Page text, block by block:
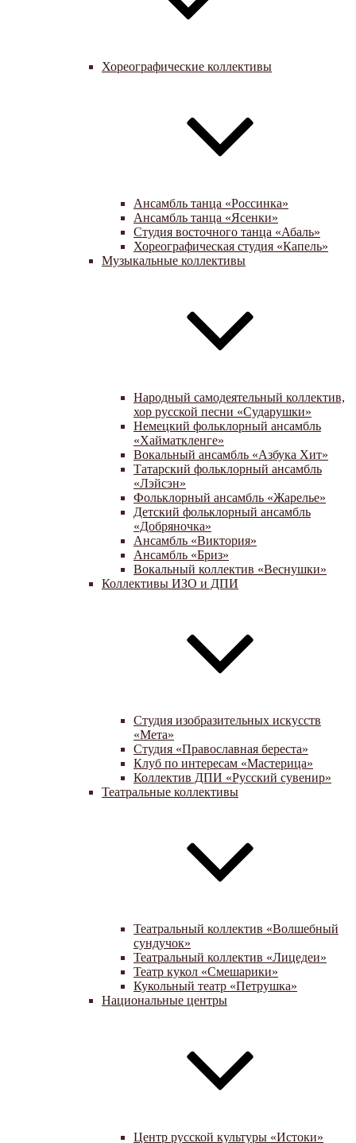
Хореографические коллективы
Ансамбль танца «Россинка»
Ансамбль танца «Ясенки»
Студия восточного танца «Абаль»
Хореографическая студия «Капель»
Музыкальные коллективы
Народный самодеятельный коллектив,
хор русской песни «Сударушки»
Немецкий фольклорный ансамбль
«Хайматкленге»
Вокальный ансамбль «Азбука Хит»
Татарский фольклорный ансамбль
«Лэйсэн»
Фольклорный ансамбль «Жарелье»
Детский фольклорный ансамбль
«Добряночка»
Ансамбль «Виктория»
Ансамбль «Бриз»
Вокальный коллектив «Веснушки»
Коллективы ИЗО и ДПИ
Студия изобразительных искусств
«Мета»
Студия «Православная береста»
Клуб по интересам «Мастерица»
Коллектив ДПИ «Русский сувенир»
Театральные коллективы
Театральный коллектив «Волшебный
сундучок»
Театральный коллектив «Лицедеи»
Театр кукол «Смешарики»
Кукольный театр «Петрушка»
Национальные центры
Центр русской культуры «Истоки»